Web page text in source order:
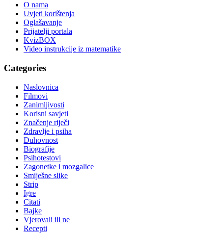
O nama
Uvjeti korištenja
Oglašavanje
Prijatelji portala
KvizBOX
Video instrukcije iz matematike
Categories
Naslovnica
Filmovi
Zanimljivosti
Korisni savjeti
Značenje riječi
Zdravlje i psiha
Duhovnost
Biografije
Psihotestovi
Zagonetke i mozgalice
Smiješne slike
Strip
Igre
Citati
Bajke
Vjerovali ili ne
Recepti